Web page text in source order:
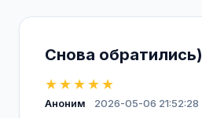
Снова обратились)
★★★★★
Аноним
2026-05-06 21:52:28